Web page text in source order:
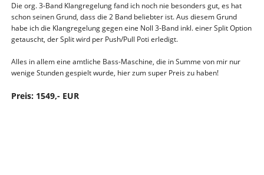
Die org. 3-Band Klangregelung fand ich noch nie besonders gut, es hat
schon seinen Grund, dass die 2 Band beliebter ist. Aus diesem Grund
habe ich die Klangregelung gegen eine Noll 3-Band inkl. einer Split Option
getauscht, der Split wird per Push/Pull Poti erledigt.
Alles in allem eine amtliche Bass-Maschine, die in Summe von mir nur
wenige Stunden gespielt wurde, hier zum super Preis zu haben!
Preis: 1549,- EUR